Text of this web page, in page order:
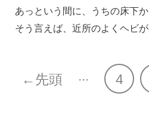
あっという間に、うちの床下
そう言えば、近所のよくヘビ
←先頭 ... 4